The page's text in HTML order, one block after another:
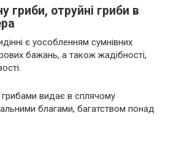
гриби, отруйні гриби в
є уособленням сумнівних
бажань, а також жадібності,
грибами видає в сплячому
благами, багатством понад